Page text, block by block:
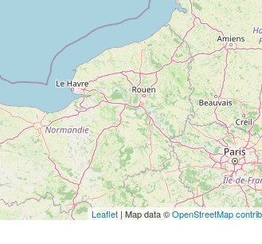
Leaflet | Map data ©OpenStreetMap